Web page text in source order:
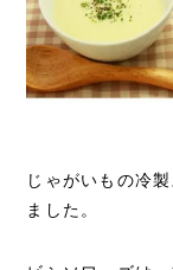
じゃがいもの冷
ました。